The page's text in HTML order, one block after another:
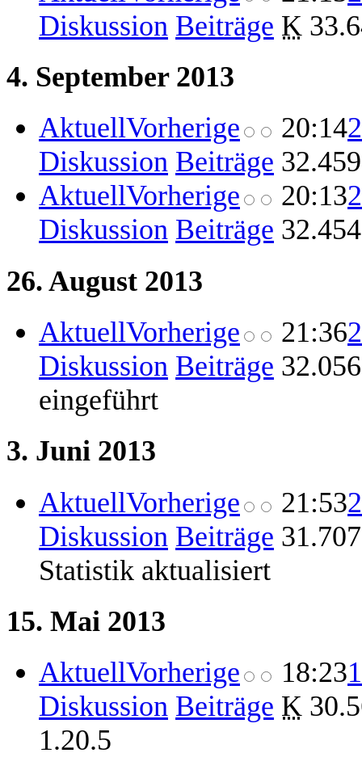
Diskussion Beiträge K
4. September 2013
AktuellVorherige 20:14
Diskussion Beiträge
AktuellVorherige 20:13
Diskussion Beiträge
26. August 2013
AktuellVorherige 21:36
Diskussion Beiträge
eingeführt
3. Juni 2013
AktuellVorherige 21:53
Diskussion Beiträge
Statistik aktualisiert
15. Mai 2013
AktuellVorherige 18:23
Diskussion Beiträge K
1.20.5